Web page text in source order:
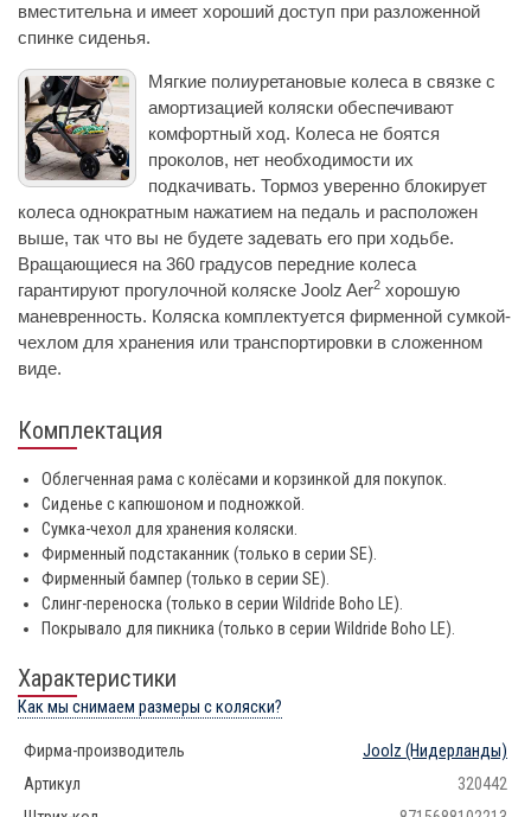
вместительна и имеет хороший доступ при разложенной
спинке сиденья.
Мягкие полиуретановые колеса в связке с
амортизацией коляски обеспечивают
комфортный ход. Колеса не боятся
проколов, нет необходимости их
подкачивать. Тормоз уверенно блокирует
колеса однократным нажатием на педаль и расположен
выше, так что вы не будете задевать его при ходьбе.
Вращающиеся на 360 градусов передние колеса
гарантируют прогулочной коляске Joolz Aer2 хорошую
маневренность. Коляска комплектуется фирменной сумкой-
чехлом для хранения или транспортировки в сложенном
виде.
Комплектация
Облегченная рама c колёсами и корзинкой для покупок.
Сиденье с капюшоном и подножкой.
Сумка-чехол для хранения коляски.
Фирменный подстаканник (только в серии SE).
Фирменный бампер (только в серии SE).
Слинг-переноска (только в серии Wildride Boho LE).
Покрывало для пикника (только в серии Wildride Boho LE).
Характеристики
Как мы снимаем размеры с коляски?
Фирма-производитель Joolz (Нидерланды)
Артикул
320442